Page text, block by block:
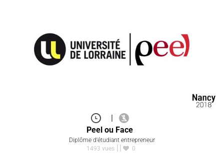
|
Peel ou Face
Diplôme d'étudiant entrepreneur
1493 vues
0